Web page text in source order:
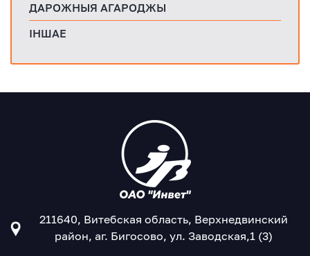
ДАРОЖНЫЯ АГАРОДЖЫ
ІНШАЕ
211640, Витебская область, Верхнедвинский
район, аг. Бигосово, ул. Заводская,1 (3)